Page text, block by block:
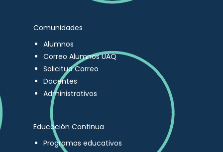
Comunidades
Alumnos
Correo Alumnos UAQ
Solicitud Correo
Docentes
Administrativos
Educación Continua
Programas educativos